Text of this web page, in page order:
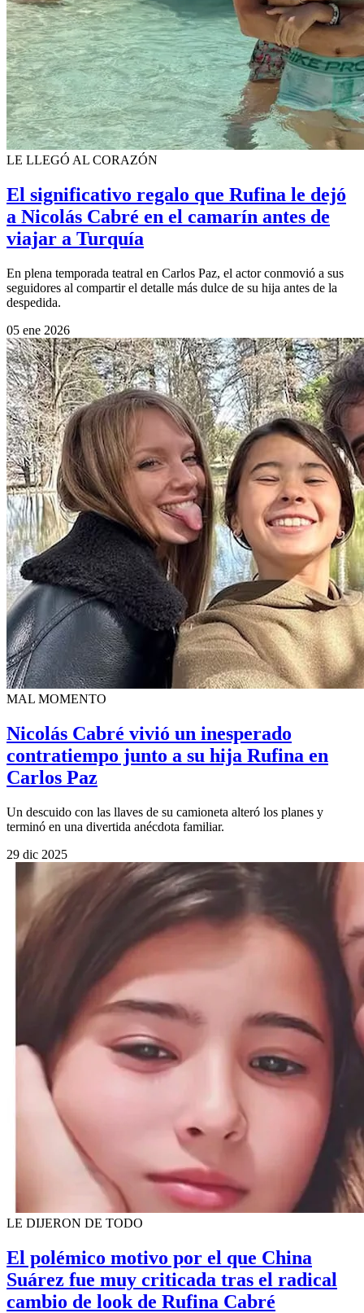
LE LLEGÓ AL CORAZÓN
El significativo regalo que Rufina le dejó
a Nicolás Cabré en el camarín antes de
viajar a Turquía
En plena temporada teatral en Carlos Paz, el actor conmovió a sus
seguidores al compartir el detalle más dulce de su hija antes de la
despedida.
05 ene 2026
MAL MOMENTO
Nicolás Cabré vivió un inesperado
contratiempo junto a su hija Rufina en
Carlos Paz
Un descuido con las llaves de su camioneta alteró los planes y
terminó en una divertida anécdota familiar.
29 dic 2025
LE DIJERON DE TODO
El polémico motivo por el que China
Suárez fue muy criticada tras el radical
cambio de look de Rufina Cabré